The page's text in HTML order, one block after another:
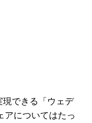
できる「ウェデ
アについてはたっ